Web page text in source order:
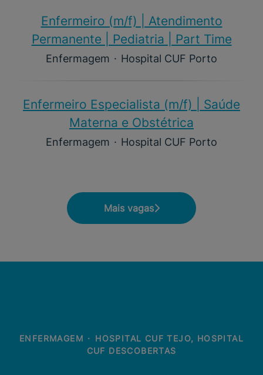
Enfermeiro (m/f)​ | Atendimento
Permanente | Pediatria | Part Time
Enfermagem · Hospital CUF Porto
Enfermeiro Especialista (m/f)​ | Saúde
Materna e Obstétrica
Enfermagem · Hospital CUF Porto
Mais vagas
ENFERMAGEM · HOSPITAL CUF TEJO, HOSPITAL
CUF DESCOBERTAS